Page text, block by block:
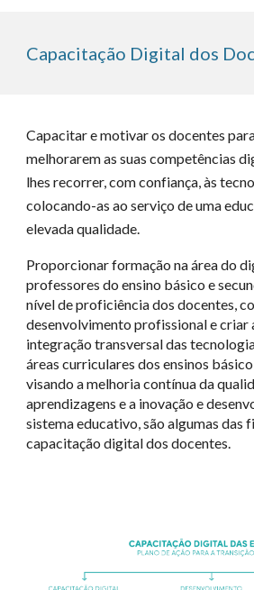
Capacitação Digital dos
Capacitar e motivar os docentes
melhorarem as suas competências
lhes recorrer, com confiança, às
colocando-as ao serviço de uma
elevada qualidade.
Proporcionar formação na área do
professores do ensino básico e
nível de proficiência dos docentes,
desenvolvimento profissional e criar
integração transversal das
áreas curriculares dos ensinos
visando a melhoria contínua da
aprendizagens e a inovação e
sistema educativo, são algumas das
capacitação digital dos docentes.